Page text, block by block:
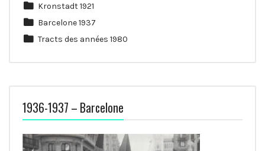
Kronstadt 1921
Barcelone 1937
Tracts des années 1980
1936-1937 – Barcelone